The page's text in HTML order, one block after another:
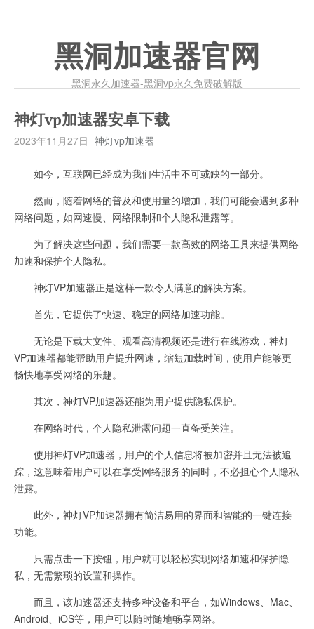
黑洞加速器官网
黑洞永久加速器-黑洞vp永久免费破解版
神灯vp加速器安卓下载
2023年11月27日 神灯vp加速器
如今，互联网已经成为我们生活中不可或缺的一部分。
然而，随着网络的普及和使用量的增加，我们可能会遇到多种
网络问题，如网速慢、网络限制和个人隐私泄露等。
为了解决这些问题，我们需要一款高效的网络工具来提供网络
加速和保护个人隐私。
神灯VP加速器正是这样一款令人满意的解决方案。
首先，它提供了快速、稳定的网络加速功能。
无论是下载大文件、观看高清视频还是进行在线游戏，神灯
VP加速器都能帮助用户提升网速，缩短加载时间，使用户能够更
畅快地享受网络的乐趣。
其次，神灯VP加速器还能为用户提供隐私保护。
在网络时代，个人隐私泄露问题一直备受关注。
使用神灯VP加速器，用户的个人信息将被加密并且无法被追
踪，这意味着用户可以在享受网络服务的同时，不必担心个人隐私
泄露。
此外，神灯VP加速器拥有简洁易用的界面和智能的一键连接
功能。
只需点击一下按钮，用户就可以轻松实现网络加速和保护隐
私，无需繁琐的设置和操作。
而且，该加速器还支持多种设备和平台，如Windows、Mac、
Android、iOS等，用户可以随时随地畅享网络。